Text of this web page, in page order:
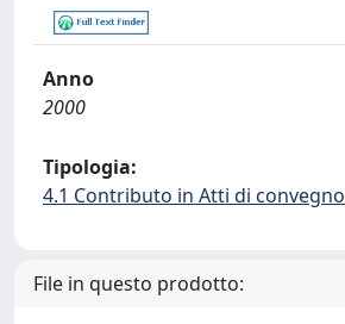
Anno
2000
Tipologia:
4.1 Contributo in Atti di convegno
File in questo prodotto: